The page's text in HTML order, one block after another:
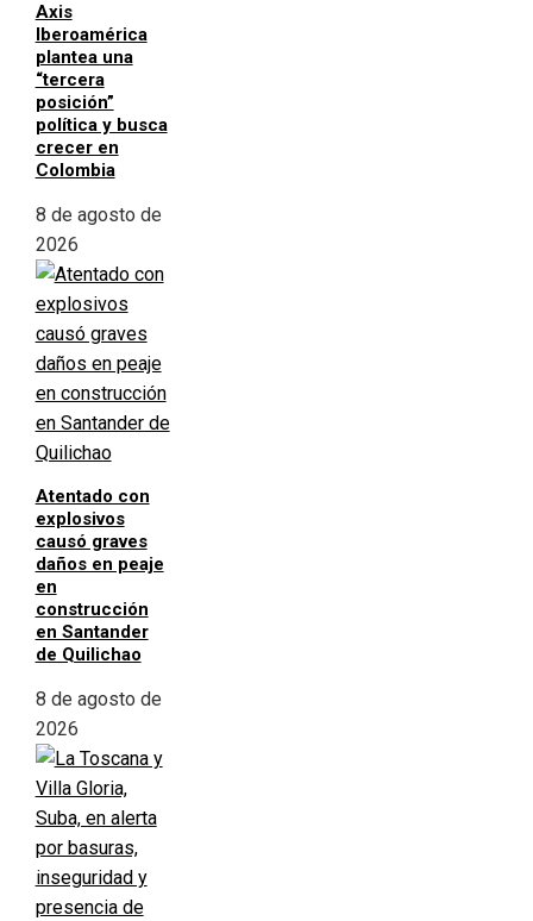
Axis
Iberoamérica
plantea una
“tercera
posición”
política y busca
crecer en
Colombia
8 de agosto de
2026
Atentado con
explosivos
causó graves
daños en peaje
en
construcción
en Santander
de Quilichao
8 de agosto de
2026